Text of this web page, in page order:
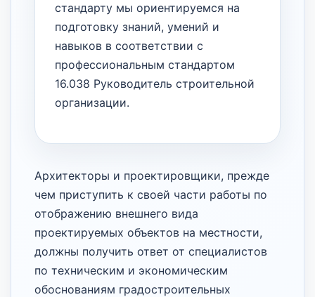
стандарту мы ориентируемся на
подготовку знаний, умений и
навыков в соответствии с
профессиональным стандартом
16.038 Руководитель строительной
организации.
Архитекторы и проектировщики, прежде
чем приступить к своей части работы по
отображению внешнего вида
проектируемых объектов на местности,
должны получить ответ от специалистов
по техническим и экономическим
обоснованиям градостроительных